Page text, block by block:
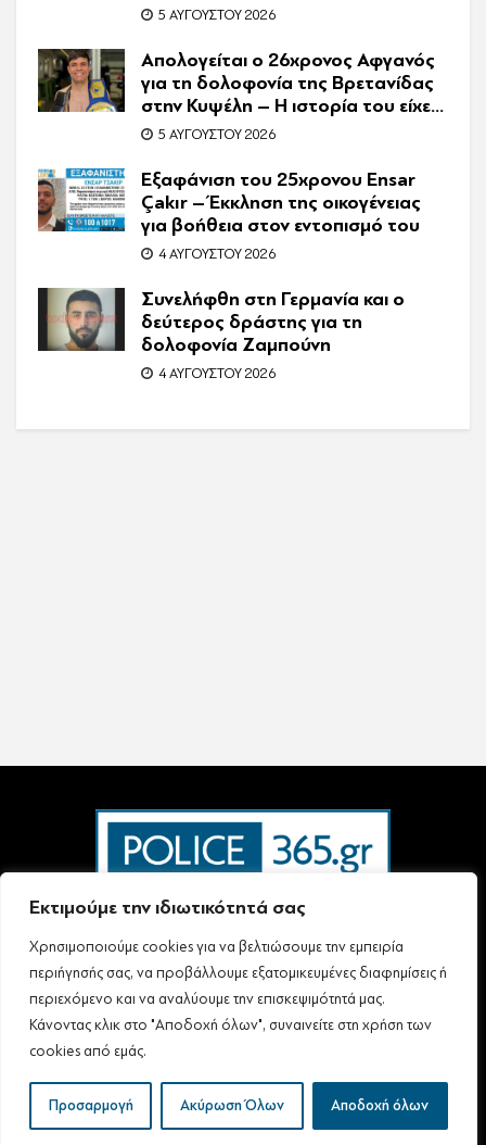
Εκτιμούμε την ιδιωτικότητά σας
Χρησιμοποιούμε cookies για να βελτιώσουμε την εμπειρία
περιήγησής σας, να προβάλλουμε εξατομικευμένες διαφημίσεις ή
περιεχόμενο και να αναλύουμε την επισκεψιμότητά μας.
Κάνοντας κλικ στο "Αποδοχή όλων", συναινείτε στη χρήση των
cookies από εμάς.
Προσαρμογή Ακύρωση Όλων Αποδοχή όλων
5 ΑΥΓΟΎΣΤΟΥ 2026
Απολογείται ο 26χρονος Αφγανός
για τη δολοφονία της Βρετανίδας
στην Κυψέλη – Η ιστορία του είχε
γίνει ντοκιμαντέρ
5 ΑΥΓΟΎΣΤΟΥ 2026
Εξαφάνιση του 25χρονου Ensar
Çakır – Έκκληση της οικογένειας
για βοήθεια στον εντοπισμό του
4 ΑΥΓΟΎΣΤΟΥ 2026
Συνελήφθη στη Γερμανία και ο
δεύτερος δράστης για τη
δολοφονία Ζαμπούνη
4 ΑΥΓΟΎΣΤΟΥ 2026
Ταυτότητα – Επικοινωνία
Όροι Χρήσης
Πολιτική Απορρήτου & Προστασίας Προσωπικών Δεδομένων
Δήλωση συμμόρφωσης με τη σύσταση (ΕΕ) 2018/334 L63
Follow Us
All rights reserved